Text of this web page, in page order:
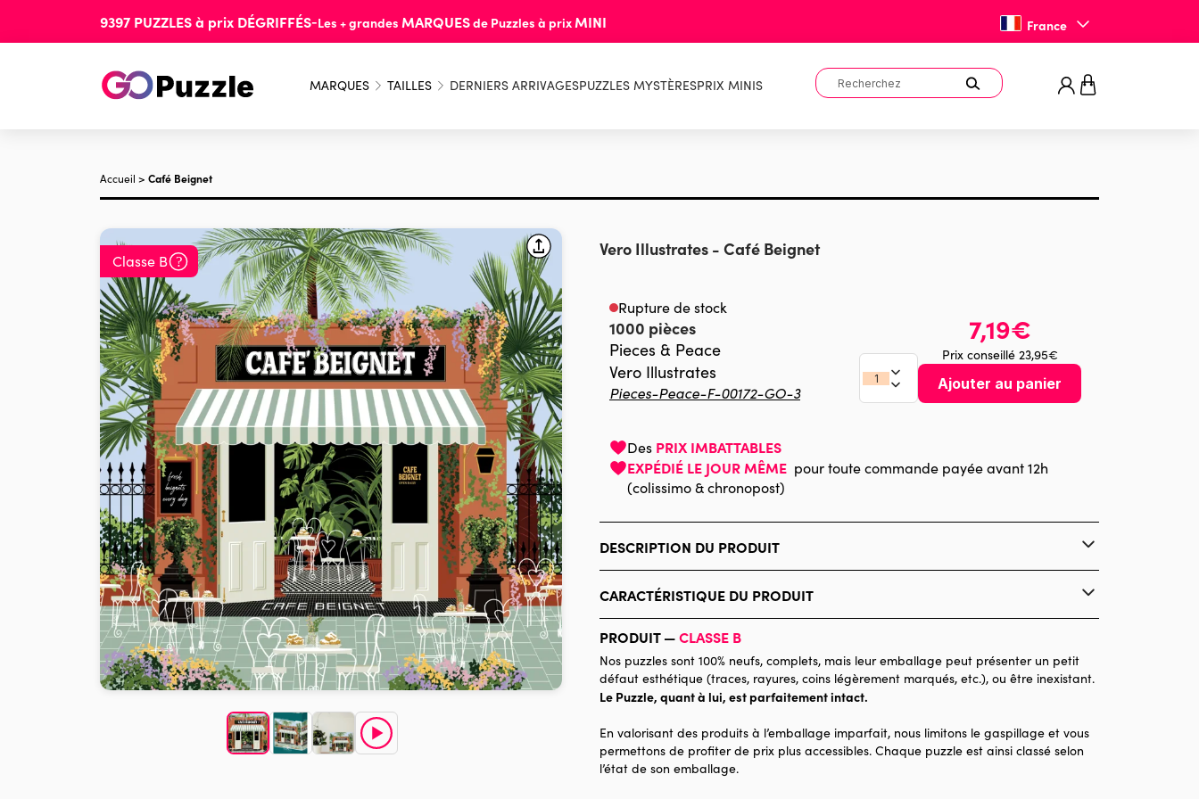
9397 PUZZLESà prix DÉGRIFFÉS-Les + grandes MARQUESde Puzzles à prix MINI France
MARQUES TAILLES DERNIERS ARRIVAGESPUZZLES MYSTÈRESPRIX MINIS
Accueil > Café Beignet
Classe B
Vero Illustrates - Café Beignet
Rupture de stock
1000 pièces
Pieces & Peace
Vero Illustrates
Pieces-Peace-F-00172-GO-3
7,19€
Prix conseillé 23,95€
Ajouter au panier
Des PRIX IMBATTABLES
EXPÉDIÉ LE JOUR MÊME pour toute commande payée avant 12h
(colissimo & chronopost)
DESCRIPTION DU PRODUIT
Vero Illustrates
CARACTÉRISTIQUE DU PRODUIT
Marque
Pieces & Peace
Catégorie
Age
Puzzle pour Adultes (500 à 48.000 pièces)
Provenance
Nombre de pièces
1000 pièces
Dimensions
PRODUIT —CLASSE B
Nos puzzles sont 100% neufs, complets, mais leur emballage peut présenter un petit
défaut esthétique (traces, rayures, coins légèrement marqués, etc.), ou être inexistant.
Le Puzzle, quant à lui, est parfaitement intact.
En valorisant des produits à l’emballage imparfait, nous limitons le gaspillage et vous
permettons de profiter de prix plus accessibles. Chaque puzzle est ainsi classé selon
l’état de son emballage.